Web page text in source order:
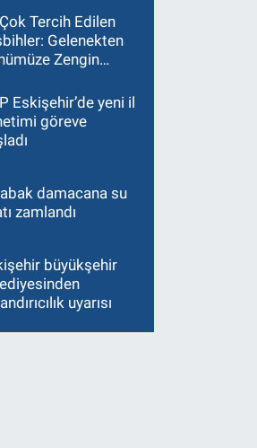
Tercih Edilen
Gelenekten
Zengin
Eskişehir’de yeni il
göreve
damacana su
zamlandı
büyükşehir
uyarısı